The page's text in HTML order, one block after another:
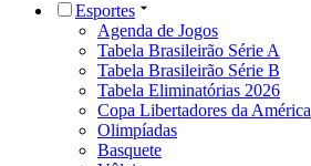
Esportes
Agenda de Jogos
Tabela Brasileirão Série A
Tabela Brasileirão Série B
Tabela Eliminatórias 2026
Copa Libertadores da América
Olimpíadas
Basquete